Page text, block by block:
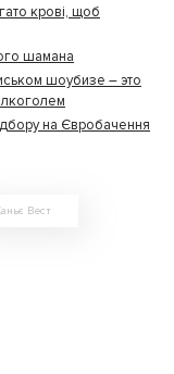
крові, щоб
шамана
шоубизе – это
на Євробачення
Вест